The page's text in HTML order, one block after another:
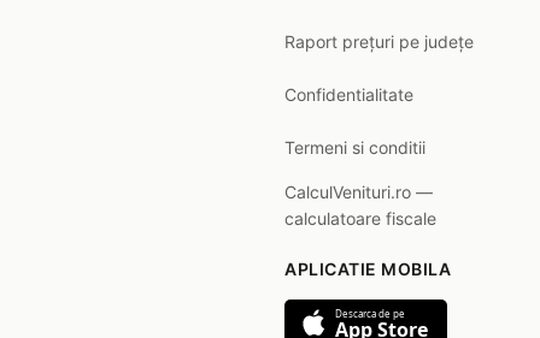
Raport prețuri pe județe
Confidentialitate
Termeni si conditii
CalculVenituri.ro —
calculatoare fiscale
APLICATIE MOBILA
Descarca de pe
App Store